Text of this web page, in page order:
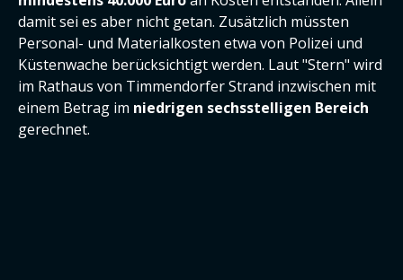
damit sei es aber nicht getan. Zusätzlich müssten
Personal- und Materialkosten etwa von Polizei und
Küstenwache berücksichtigt werden. Laut "Stern" wird
im Rathaus von Timmendorfer Strand inzwischen mit
einem Betrag im niedrigen sechsstelligen Bereich
gerechnet.